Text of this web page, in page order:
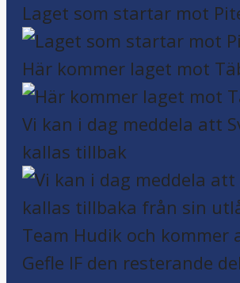
Laget som startar mot
Här kommer laget mot
Vi kan i dag meddela att
kallas tillbak